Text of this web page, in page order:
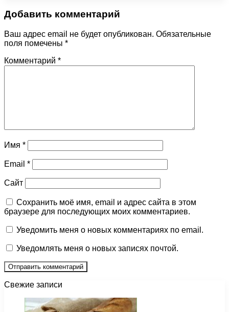
Добавить комментарий
Ваш адрес email не будет опубликован. Обязательные
поля помечены *
Комментарий *
Имя *
Email *
Сайт
Сохранить моё имя, email и адрес сайта в этом
браузере для последующих моих комментариев.
Уведомить меня о новых комментариях по email.
Уведомлять меня о новых записях почтой.
Свежие записи